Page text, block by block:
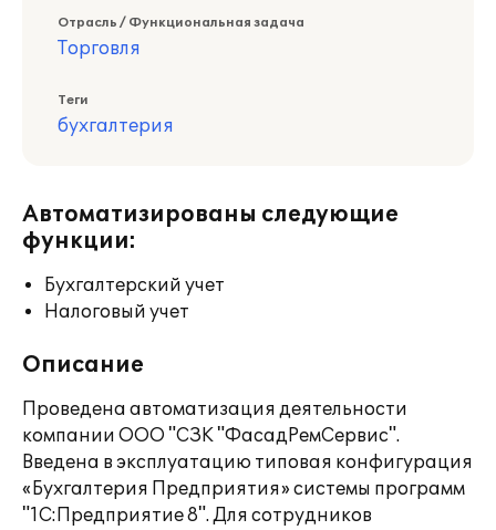
Отрасль / Функциональная задача
Торговля
Теги
бухгалтерия
Автоматизированы следующие
функции:
Бухгалтерский учет
Налоговый учет
Описание
Проведена автоматизация деятельности
компании ООО "СЗК "ФасадРемСервис".
Введена в эксплуатацию типовая конфигурация
«Бухгалтерия Предприятия» системы программ
"1С:Предприятие 8". Для сотрудников